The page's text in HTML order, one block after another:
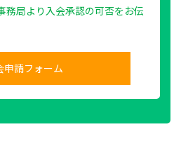
務局より入会承認の可否をお伝
申請フォーム